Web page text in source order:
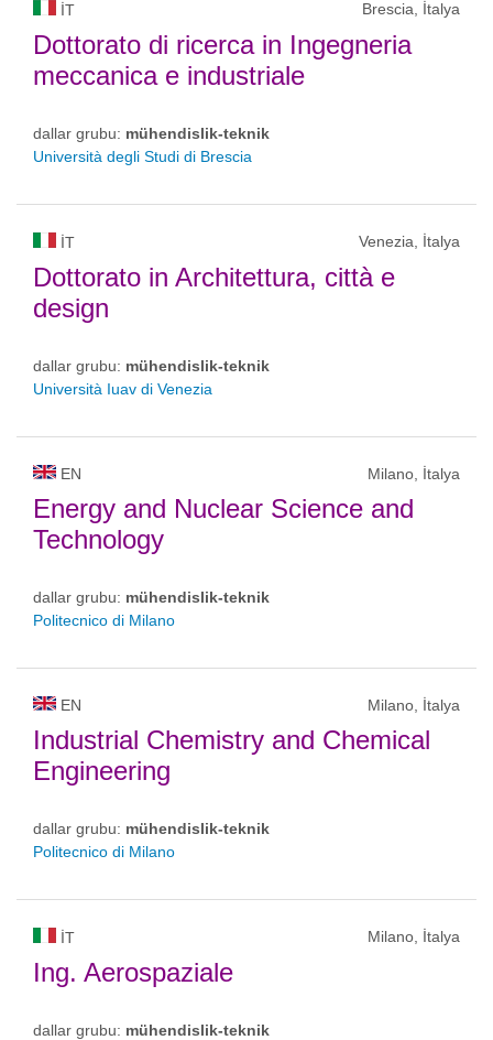
IT Brescia, İtalya
Dottorato di ricerca in Ingegneria
meccanica e industriale
dallar grubu: mühendislik-teknik
Università degli Studi di Brescia
IT Venezia, İtalya
Dottorato in Architettura, città e
design
dallar grubu: mühendislik-teknik
Università Iuav di Venezia
EN Milano, İtalya
Energy and Nuclear Science and
Technology
dallar grubu: mühendislik-teknik
Politecnico di Milano
EN Milano, İtalya
Industrial Chemistry and Chemical
Engineering
dallar grubu: mühendislik-teknik
Politecnico di Milano
IT Milano, İtalya
Ing. Aerospaziale
dallar grubu: mühendislik-teknik